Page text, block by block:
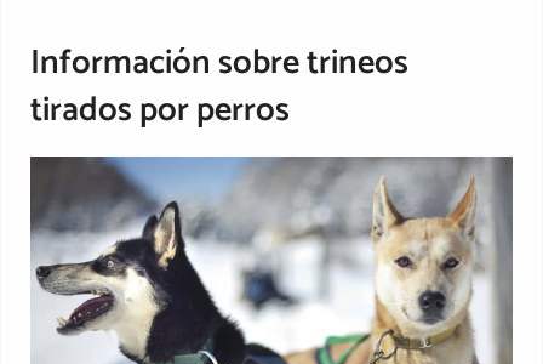
Información sobre trineos
tirados por perros